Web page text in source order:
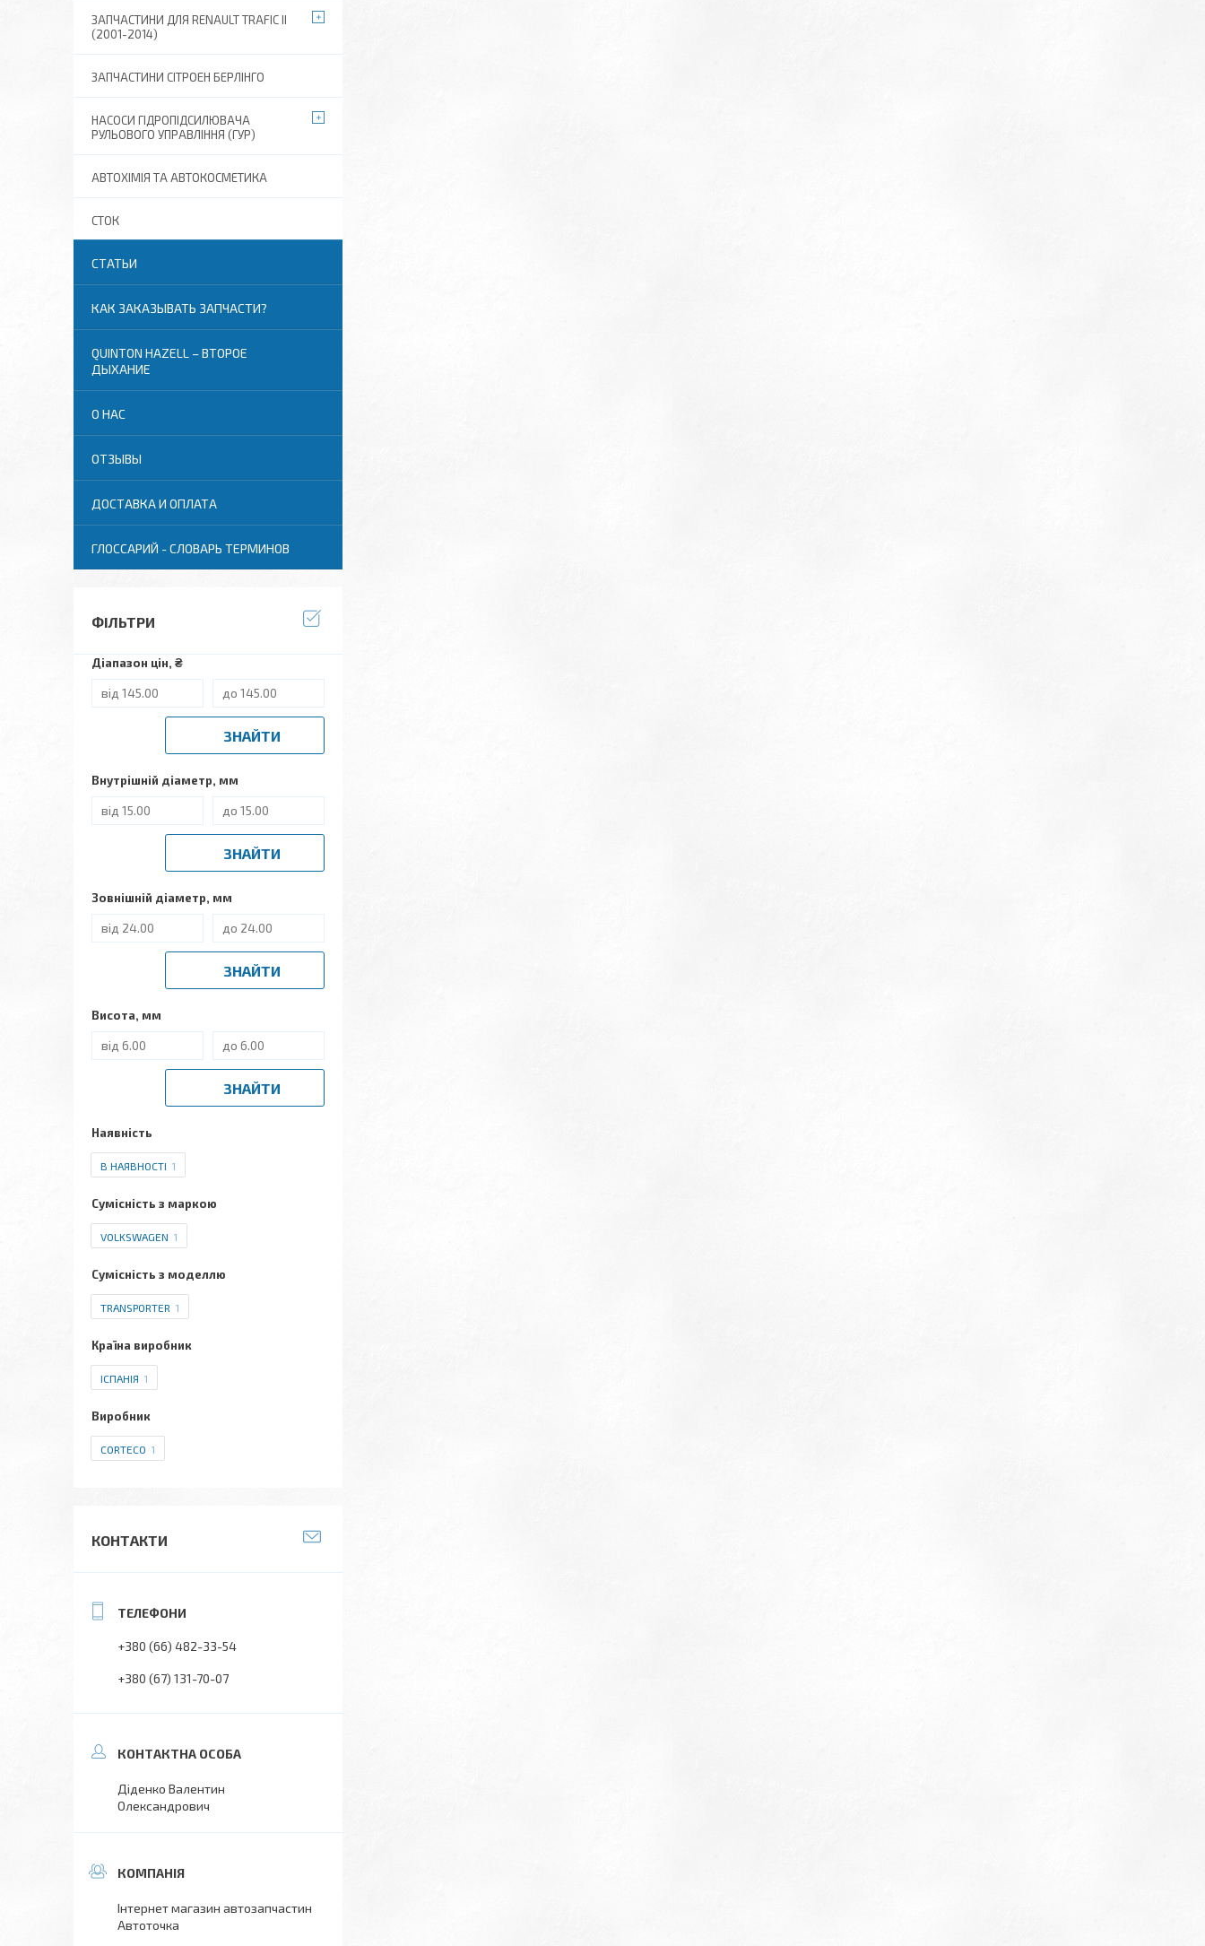
ЗАПЧАСТИНИ ДЛЯ RENAULT TRAFIC II
(2001-2014)
ЗАПЧАСТИНИ СІТРОЕН БЕРЛІНГО
НАСОСИ ГІДРОПІДСИЛЮВАЧА
РУЛЬОВОГО УПРАВЛІННЯ (ГУР)
АВТОХІМІЯ ТА АВТОКОСМЕТИКА
СТОК
СТАТЬИ
КАК ЗАКАЗЫВАТЬ ЗАПЧАСТИ?
QUINTON HAZELL – ВТОРОЕ
ДЫХАНИЕ
О НАС
ОТЗЫВЫ
ДОСТАВКА И ОПЛАТА
ГЛОССАРИЙ - СЛОВАРЬ ТЕРМИНОВ
ФІЛЬТРИ
Діапазон цін, ₴
ЗНАЙТИ
Внутрішній діаметр, мм
ЗНАЙТИ
Зовнішній діаметр, мм
ЗНАЙТИ
Висота, мм
ЗНАЙТИ
Наявність
В НАЯВНОСТІ 1
Сумісність з маркою
VOLKSWAGEN 1
Сумісність з моделлю
TRANSPORTER 1
Країна виробник
ІСПАНІЯ 1
Виробник
CORTECO 1
КОНТАКТИ
+380 (66) 482-33-54
+380 (67) 131-70-07
Діденко Валентин
Олександрович
Інтернет магазин автозапчастин
Автоточка